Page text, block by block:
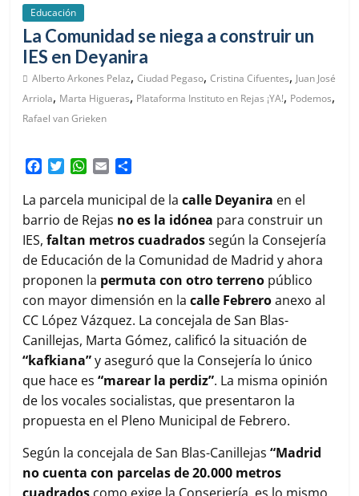
Educación
La Comunidad se niega a construir un
IES en Deyanira
Alberto Arkones Pelaz,Ciudad Pegaso,Cristina Cifuentes, Juan José
Arriola, Marta Higueras, Plataforma Instituto en Rejas ¡YA!, Podemos,
Rafael van Grieken
c
e
b
o
o
k
i
t
t
e
r
W
a
t
s
A
p
p
a
i
l
m
p
a
r
t
i
r
La parcela municipal de lacalle Deyanira en el
barrio de Rejas no es la idónea para construir un
IES,faltan metros cuadradossegún la Consejería
de Educación de la Comunidad de Madrid y ahora
proponen la permuta con otro terreno público
con mayor dimensión en lacalle Febreroanexo al
CC López Vázquez. La concejala de San Blas-
Canillejas, Marta Gómez, calificó la situación de
“kafkiana”y aseguró que la Consejería lo único
que hace es“marear la perdiz”. La misma opinión
de los vocales socialistas, que presentaron la
propuesta en el Pleno Municipal de Febrero.
Según la concejala de San Blas-Canillejas“Madrid
no cuenta con parcelas de 20.000 metros